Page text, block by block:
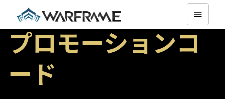
プロモーションコ
ード